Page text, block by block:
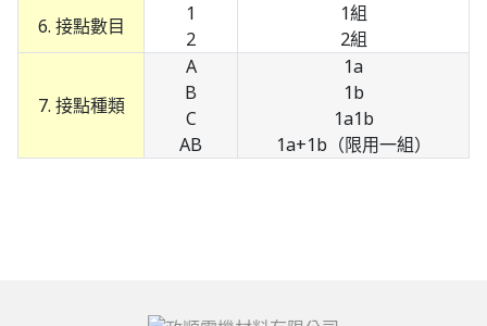
6. 接點數目
1
2
1組
2組
7. 接點種類
A
B
C
AB
1a
1b
1a1b
1a+1b（限用一組）